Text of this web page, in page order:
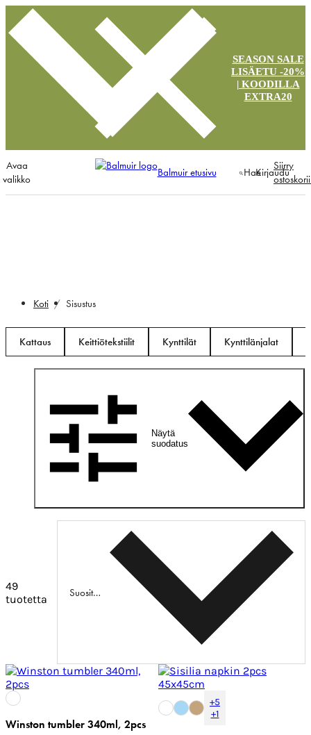
SEASON SALE
LISÄETU -20%
| KOODILLA
EXTRA20
Avaa
valikko
Balmuir etusivu HaeKirjaudu
Siirry
Koti Sisustus
Kattaus Keittiötekstiilit Kynttilät Kynttilänjalat
Näytä
suodatus
49
tuotetta
Suositeltu
Winston tumbler 340ml, 2pcs
+5
+1